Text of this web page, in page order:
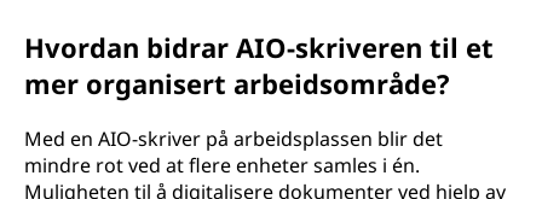
Hvordan bidrar AIO-skriveren til et
mer organisert arbeidsområde?
Med en AIO-skriver på arbeidsplassen blir det
mindre rot ved at flere enheter samles i én.
Muligheten til å digitalisere dokumenter ved hjelp av